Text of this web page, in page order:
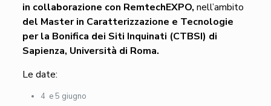
in collaborazione con RemtechEXPO, nell’ambito
del Master in Caratterizzazione e Tecnologie
per la Bonifica dei Siti Inquinati (CTBSI) di
Sapienza, Università di Roma.
Le date:
4 e 5 giugno